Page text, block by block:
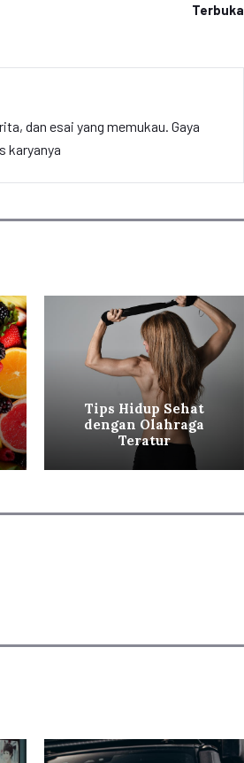
Terbuka
dan esai yang memukau. Gaya
karyanya
Tips Hidup Sehat
dengan Olahraga
Teratur